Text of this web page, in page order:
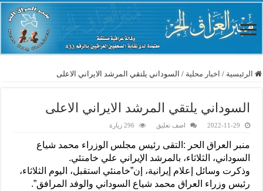
الرئيسية / اخبار محلية / السوداني يلتقي المرشد الايراني الاعلى
السوداني يلتقي المرشد الايراني الاعلى
2022-11-29 اضف تعليق 296 زيارة
منبر العراق الحر :التقى رئيس مجلس الوزراء محمد شياع
السوداني، الثلاثاء، بالمرشد الإيراني علي خامنئي.
وذكرت وسائل إعلام إيرانية، إن”خامنئي استقبل، اليوم الثلاثاء،
رئيس وزراء العراق محمد شياع السوداني والوفد المرافق”.